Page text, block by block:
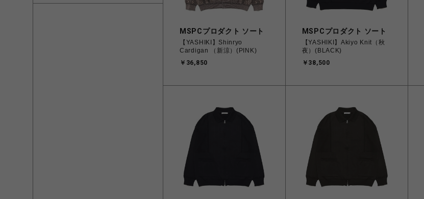
MSPCプロダクト ソート
【YASHIKI】Shinryo
Cardigan （新涼）(PINK)
￥36,850
MSPCプロダクト ソート
【YASHIKI】Akiyo Knit（秋
夜）(BLACK)
￥38,500